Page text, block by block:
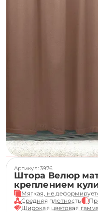
Артикул: 3976
Штора Велюр
креплением
Мягкая, не
Средняя плотность
Широкая цветовая гамма